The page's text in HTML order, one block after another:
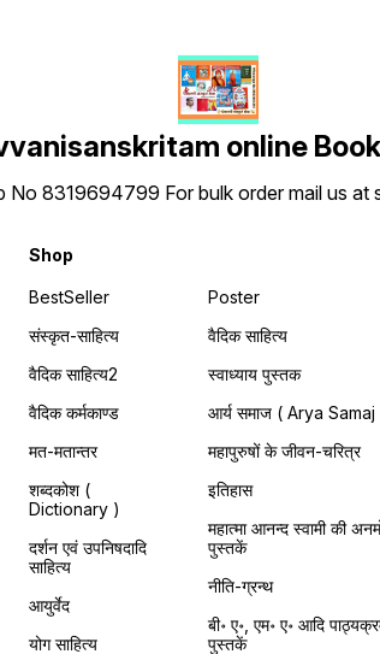
online
No 8319694799 For bulk order mail us at
Shop
BestSeller
संस्कृत-साहित्य
वैदिक साहित्य2
वैदिक कर्मकाण्ड
मत-मतान्तर
शब्दकोश (
Dictionary )
दर्शन एवं उपनिषदादि
साहित्य
आयुर्वेद
योग साहित्य
Poster
वैदिक साहित्य
स्वाध्याय पुस्तक
आर्य समाज ( Arya Samaj
महापुरुषों के जीवन-चरित्र
इतिहास
महात्मा आनन्द स्वामी की
पुस्तकें
नीति-ग्रन्थ
बी॰ ए॰, एम॰ ए॰ आदि
पुस्तकें